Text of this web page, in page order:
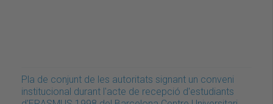
Pla de conjunt de les autoritats signant un conveni
institucional durant l'acte de recepció d'estudiants